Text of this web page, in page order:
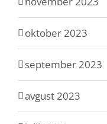
oktober 2023
september 2023
avgust 2023